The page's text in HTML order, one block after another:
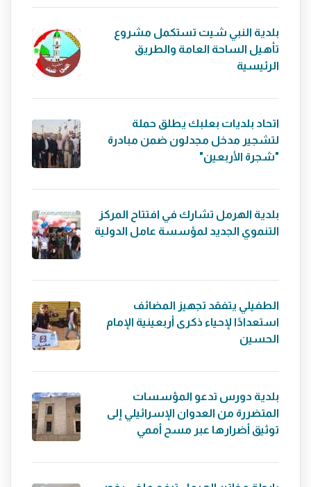
بلدية النبي شيت تستكمل مشروع
تأهيل الساحة العامة والطريق
الرئيسية
اتحاد بلديات بعلبك يطلق حملة
لتشجير مدخل مجدلون ضمن مبادرة
"شجرة الأربعين"
بلدية الهرمل تشارك في افتتاح المركز
التنموي الجديد لمؤسسة عامل الدولية
الطفيلي يتفقد تجهيز المضائف
استعدادًا لإحياء ذكرى أربعينية الإمام
الحسين
بلدية دورس تدعو المؤسسات
المتضررة من العدوان الإسرائيلي إلى
توثيق أضرارها عبر مسح أممي